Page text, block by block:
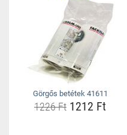
Görgős betétek 41611
1226 Ft 1212 Ft